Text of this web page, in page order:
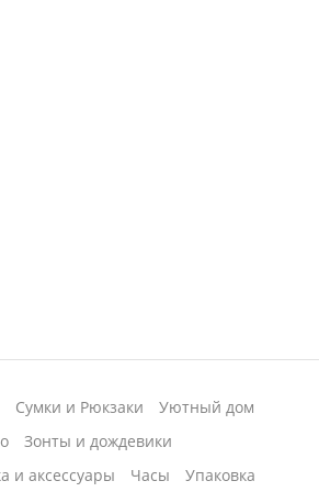
Сумки и Рюкзаки
Уютный дом
Зонты и дождевики
и аксессуары Часы Упаковка